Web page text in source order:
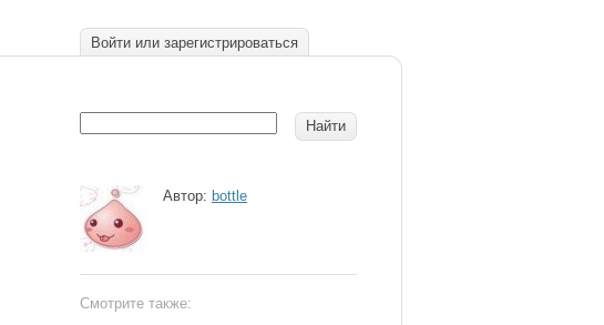
Войти или зарегистрироваться
Автор: bottle
Смотрите также: